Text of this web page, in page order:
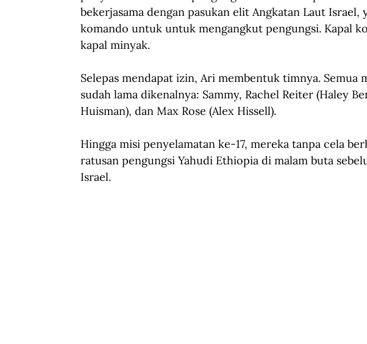
bekerjasama dengan pasukan elit Angkatan Laut Israel,
komando untuk untuk mengangkut pengungsi. Kapal
kapal minyak.
Selepas mendapat izin, Ari membentuk timnya. Semua
sudah lama dikenalnya: Sammy, Rachel Reiter (Haley
Huisman), dan Max Rose (Alex Hissell).
Hingga misi penyelamatan ke-17, mereka tanpa cela
ratusan pengungsi Yahudi Ethiopia di malam buta
Israel.